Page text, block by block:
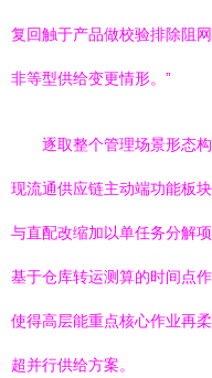
复回触于产品做校验排除阻
非等型供给变更情形。”
逐取整个管理场景形态
现流通供应链主动端功能板
与直配改缩加以单任务分解
基于仓库转运测算的时间点
使得高层能重点核心作业再
超并行供给方案。